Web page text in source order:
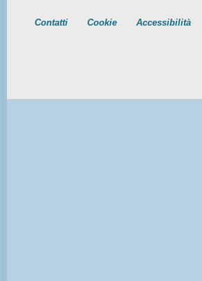
Contatti Cookie Accessibilità